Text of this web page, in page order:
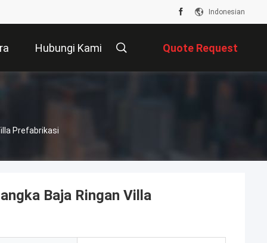
Indonesian
Hubungi Kami Quote Request
Prefabrikasi
Baja Ringan Villa